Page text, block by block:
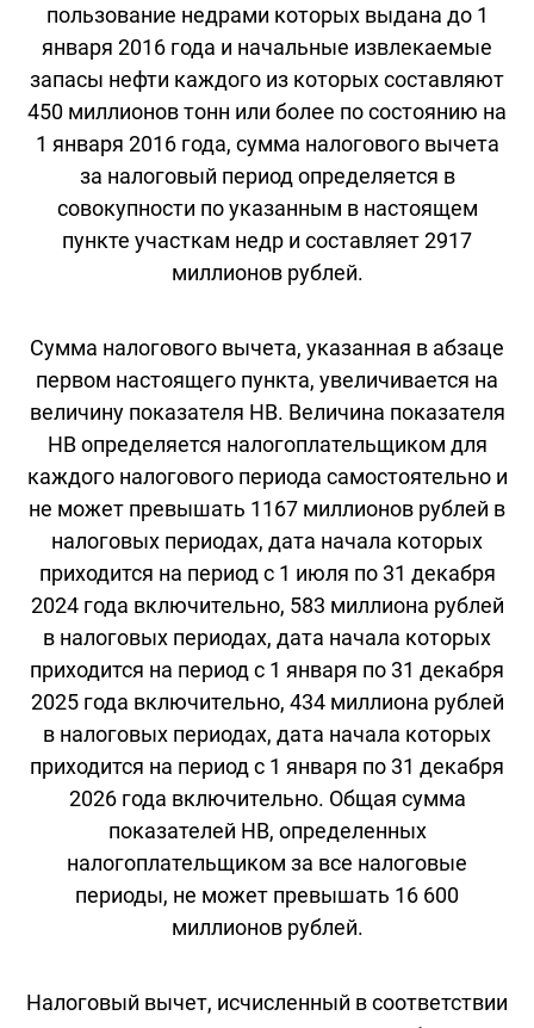
пользование недрами которых выдана до 1
января 2016 года и начальные извлекаемые
запасы нефти каждого из которых составляют
450 миллионов тонн или более по состоянию на
1 января 2016 года, сумма налогового вычета
за налоговый период определяется в
совокупности по указанным в настоящем
пункте участкам недр и составляет 2917
миллионов рублей.
Сумма налогового вычета, указанная в абзаце
первом настоящего пункта, увеличивается на
величину показателя НВ. Величина показателя
НВ определяется налогоплательщиком для
каждого налогового периода самостоятельно и
не может превышать 1167 миллионов рублей в
налоговых периодах, дата начала которых
приходится на период с 1 июля по 31 декабря
2024 года включительно, 583 миллиона рублей
в налоговых периодах, дата начала которых
приходится на период с 1 января по 31 декабря
2025 года включительно, 434 миллиона рублей
в налоговых периодах, дата начала которых
приходится на период с 1 января по 31 декабря
2026 года включительно. Общая сумма
показателей НВ, определенных
налогоплательщиком за все налоговые
периоды, не может превышать 16 600
миллионов рублей.
Налоговый вычет, исчисленный в соответствии